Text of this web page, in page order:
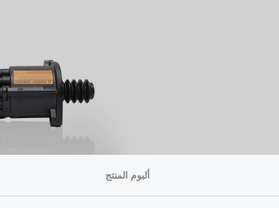
ألبوم المنتج